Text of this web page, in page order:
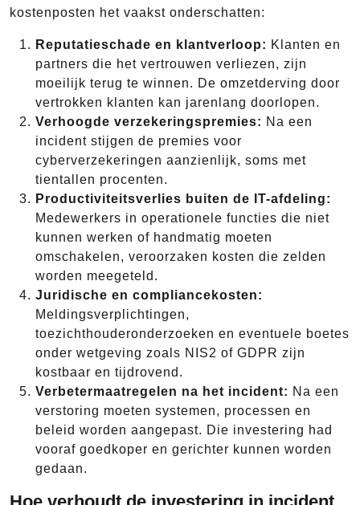
kostenposten het vaakst onderschatten:
Reputatieschade en klantverloop: Klanten en
partners die het vertrouwen verliezen, zijn
moeilijk terug te winnen. De omzetderving door
vertrokken klanten kan jarenlang doorlopen.
Verhoogde verzekeringspremies: Na een
incident stijgen de premies voor
cyberverzekeringen aanzienlijk, soms met
tientallen procenten.
Productiviteitsverlies buiten de IT-afdeling:
Medewerkers in operationele functies die niet
kunnen werken of handmatig moeten
omschakelen, veroorzaken kosten die zelden
worden meegeteld.
Juridische en compliancekosten:
Meldingsverplichtingen,
toezichthouderonderzoeken en eventuele boetes
onder wetgeving zoals NIS2 of GDPR zijn
kostbaar en tijdrovend.
Verbetermaatregelen na het incident: Na een
verstoring moeten systemen, processen en
beleid worden aangepast. Die investering had
vooraf goedkoper en gerichter kunnen worden
gedaan.